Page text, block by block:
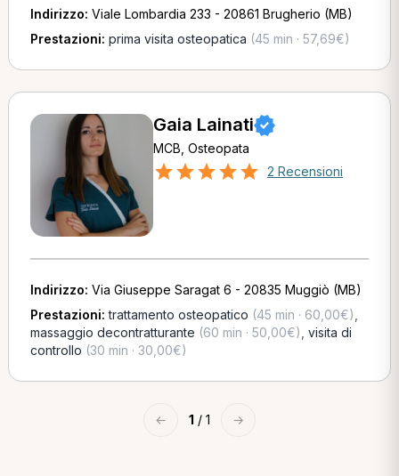
Indirizzo: Viale Lombardia 233 - 20861 Brugherio (MB)
Prestazioni: prima visita osteopatica (45 min · 57,69€)
Gaia Lainati
MCB, Osteopata
2 Recensioni
Indirizzo: Via Giuseppe Saragat 6 - 20835 Muggiò (MB)
Prestazioni:trattamento osteopatico (45 min · 60,00€)
massaggio decontratturante (60 min · 50,00€) visita di
controllo (30 min · 30,00€)
← 1 / 1 →